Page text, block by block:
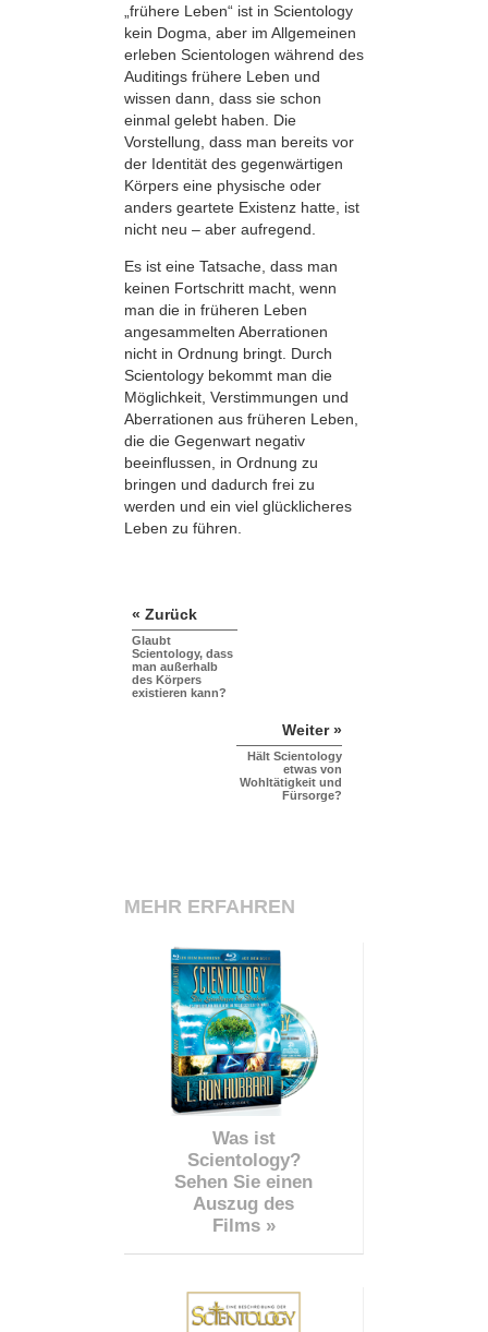
„frühere Leben“ ist in Scientology
kein Dogma, aber im Allgemeinen
erleben Scientologen während des
Auditings frühere Leben und
wissen dann, dass sie schon
einmal gelebt haben. Die
Vorstellung, dass man bereits vor
der Identität des gegenwärtigen
Körpers eine physische oder
anders geartete Existenz hatte, ist
nicht neu – aber aufregend.
Es ist eine Tatsache, dass man
keinen Fortschritt macht, wenn
man die in früheren Leben
angesammelten Aberrationen
nicht in Ordnung bringt. Durch
Scientology bekommt man die
Möglichkeit, Verstimmungen und
Aberrationen aus früheren Leben,
die die Gegenwart negativ
beeinflussen, in Ordnung zu
bringen und dadurch frei zu
werden und ein viel glücklicheres
Leben zu führen.
« Zurück
Glaubt
Scientology, dass
man außerhalb
des Körpers
existieren kann?
Weiter »
Hält Scientology
etwas von
Wohltätigkeit und
Fürsorge?
MEHR ERFAHREN
Was ist
Scientology?
Sehen Sie einen
Auszug des
Films »